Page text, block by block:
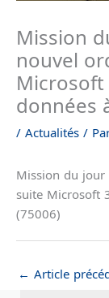
Mission
nouvel
données
/ Actualités /
Mission du jour
suite Microsoft
(75006)
← Article